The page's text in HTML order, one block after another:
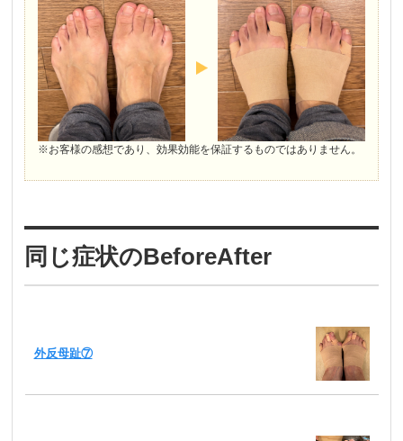
※お客様の感想であり、効果効能を保証するものではありません。
同じ症状のBeforeAfter
外反母趾⑦